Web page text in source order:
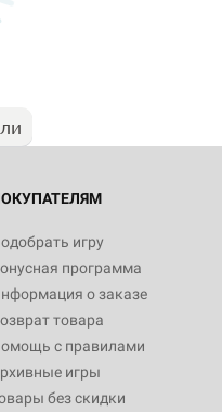
игру
программа
о заказе
товара
с правилами
игры
без скидки